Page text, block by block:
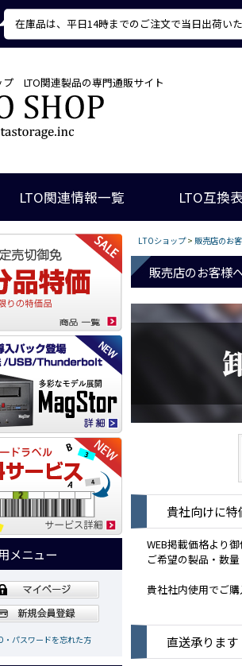
在庫品は、平日14時までのご注文で当日出荷いた
プ LTO関連製品の専門通販サイト
LTO関連情報一覧 LTO互換表
メニュー
パスワードを忘れた方
LTOショップ> 販売店のお
販売店のお客様
貴社向けに
WEB掲載価格より
ご希望の製品・数
貴社社内使用でご
直送承ります